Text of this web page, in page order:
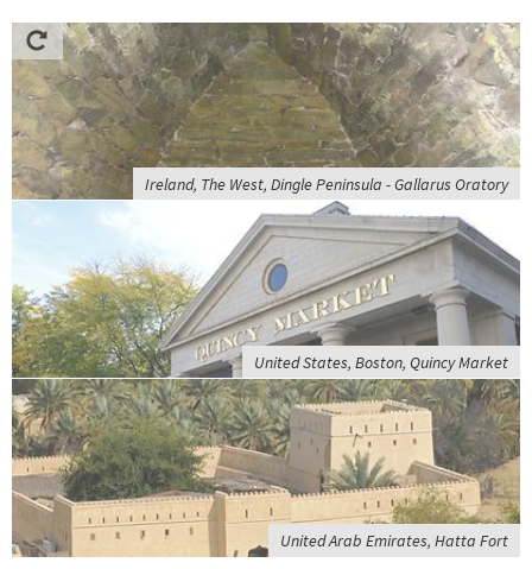
Ireland, The West, Dingle Peninsula - Gallarus Oratory
United States, Boston, Quincy Market
United Arab Emirates, Hatta Fort